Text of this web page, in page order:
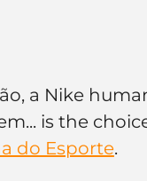
a Nike
is the
do Esporte.